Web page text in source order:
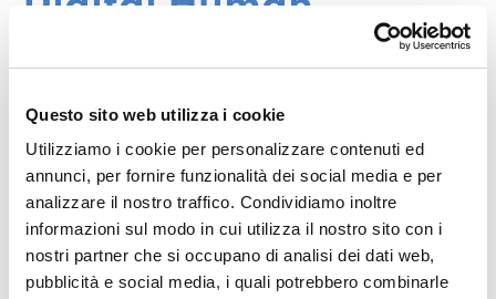
Questo sito web utilizza i cookie
Utilizziamo i cookie per personalizzare contenuti ed
annunci, per fornire funzionalità dei social media e per
analizzare il nostro traffico. Condividiamo inoltre
informazioni sul modo in cui utilizza il nostro sito con i
nostri partner che si occupano di analisi dei dati web,
pubblicità e social media, i quali potrebbero combinarle
utilizzata su tutti i canali digitali web con il
nostro widget chatbot nativo, integrato sulle
piattaforme di social messaging e utilizzato,
con un layout già pronto, su totem con monitor
touch.